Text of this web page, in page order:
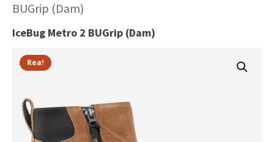
BUGrip (Dam)
IceBug Metro 2 BUGrip (Dam)
Rea!